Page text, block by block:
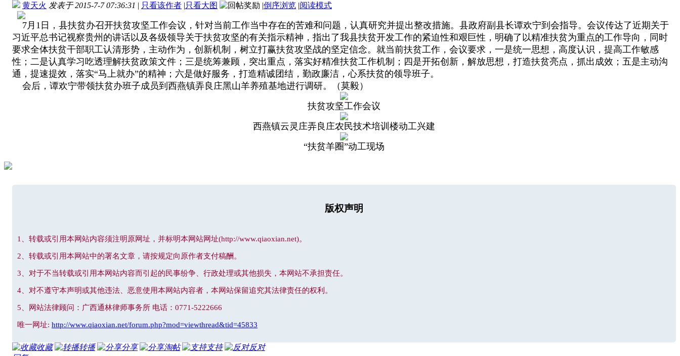
黄天火 发表于 2015-7-7 07:36:31 | 只看该作者 |只看大图 |倒序浏览 |阅读模式
7月1日，县扶贫办召开扶贫攻坚工作会议，针对当前工作当中存在的苦难和问题，认真研究并提出整改措施。县政府副县长谭欢宁到会指导。会议传达了近期关于
习近平总书记视察贵州的讲话以及各级领导关于扶贫攻坚的有关指示精神，指出了我县扶贫开发工作的紧迫性和艰巨性，明确了以精准扶贫为重点的工作导向，同时
要求全体扶贫干部职工认清形势，主动作为，创新机制，树立打赢扶贫攻坚战的坚定信念。就当前扶贫工作，会议要求，一是统一思想，高度认识，提高工作敏感
性；二是认真学习吃透理解扶贫政策文件；三是统筹兼顾，突出重点，落实好精准扶贫工作机制；四是开拓创新，解放思想，打造扶贫亮点，抓出成效；五是主动沟
通，提速提效，落实“马上就办”的精神；六是做好服务，打造精诚团结，勤政廉洁，心系扶贫的领导班子。
会后，谭欢宁带领扶贫办班子成员到西燕镇弄良庄黑山羊养殖基地进行调研。（莫毅）
扶贫攻坚工作会议
西燕镇云灵庄弄良庄农民技术培训楼动工兴建
“扶贫羊圈”动工现场
版权声明
1、转载或引用本网站内容须注明原网址，并标明本网站网址(http://www.qiaoxian.net)。
2、转载或引用本网站中的署名文章，请按规定向原作者支付稿酬。
3、对于不当转载或引用本网站内容而引起的民事纷争、行政处理或其他损失，本网站不承担责任。
4、对不遵守本声明或其他违法、恶意使用本网站内容者，本网站保留追究其法律责任的权利。
5、网站法律顾问：广西通林律师事务所 电话：0771-5222666
唯一网址: http://www.qiaoxian.net/forum.php?mod=viewthread&tid=45833
收藏 转播 分享 淘帖 支持
反对